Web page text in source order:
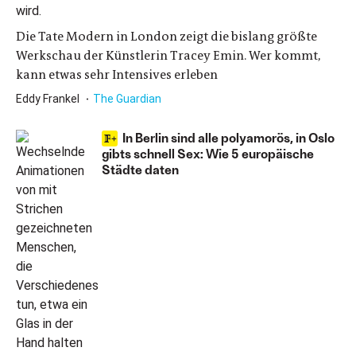
Die Tate Modern in London zeigt die bislang größte
Werkschau der Künstlerin Tracey Emin. Wer kommt,
kann etwas sehr Intensives erleben
Eddy Frankel The Guardian
In Berlin sind alle polyamorös, in Oslo
gibts schnell Sex: Wie 5 europäische
Städte daten